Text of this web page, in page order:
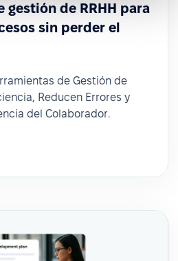
gestión de RRHH para
sin perder el
de Gestión de
Reducen Errores y
del Colaborador.